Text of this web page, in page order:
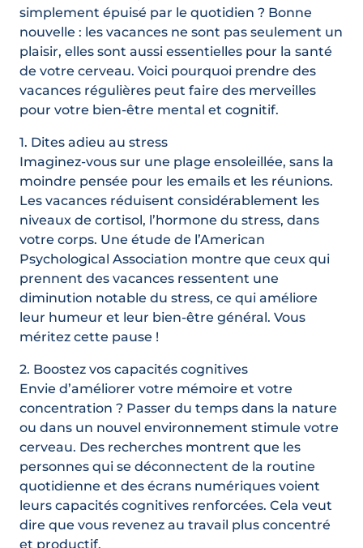
simplement épuisé par le quotidien ? Bonne
nouvelle : les vacances ne sont pas seulement un
plaisir, elles sont aussi essentielles pour la santé
de votre cerveau. Voici pourquoi prendre des
vacances régulières peut faire des merveilles
pour votre bien-être mental et cognitif.
1. Dites adieu au stress
Imaginez-vous sur une plage ensoleillée, sans la
moindre pensée pour les emails et les réunions.
Les vacances réduisent considérablement les
niveaux de cortisol, l’hormone du stress, dans
votre corps. Une étude de l’American
Psychological Association montre que ceux qui
prennent des vacances ressentent une
diminution notable du stress, ce qui améliore
leur humeur et leur bien-être général. Vous
méritez cette pause !
2. Boostez vos capacités cognitives
Envie d’améliorer votre mémoire et votre
concentration ? Passer du temps dans la nature
ou dans un nouvel environnement stimule votre
cerveau. Des recherches montrent que les
personnes qui se déconnectent de la routine
quotidienne et des écrans numériques voient
leurs capacités cognitives renforcées. Cela veut
dire que vous revenez au travail plus concentré
et productif.